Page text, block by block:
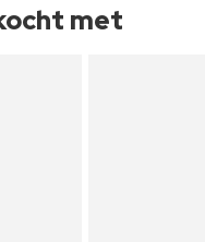
met